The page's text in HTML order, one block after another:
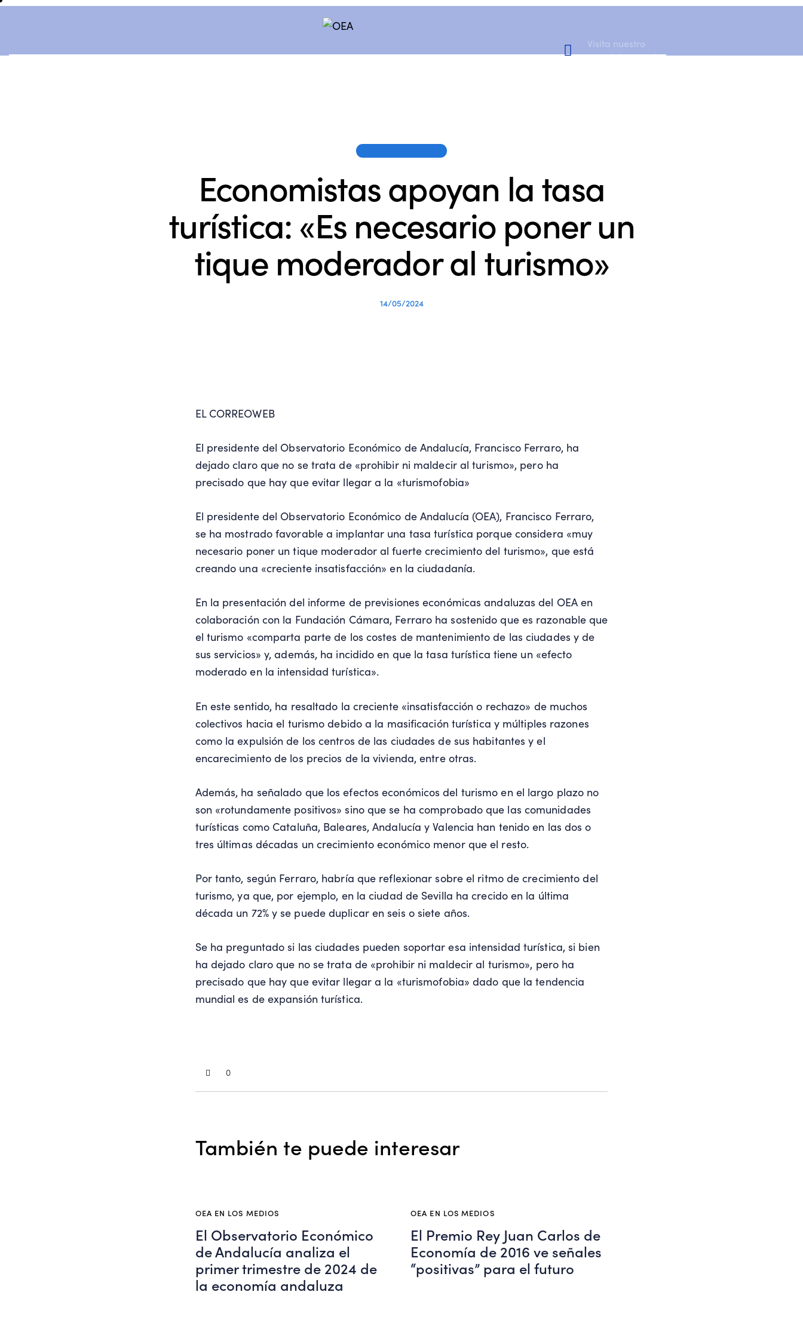
Visita nuestro
Canal de YouTube
Economistas apoyan la tasa
turística: «Es necesario poner un
tique moderador al turismo»
14/05/2024
EL CORREOWEB
El presidente del Observatorio Económico de Andalucía, Francisco Ferraro, ha
dejado claro que no se trata de «prohibir ni maldecir al turismo», pero ha
precisado que hay que evitar llegar a la «turismofobia»
El presidente del Observatorio Económico de Andalucía (OEA), Francisco Ferraro,
se ha mostrado favorable a implantar una tasa turística porque considera «muy
necesario poner un tique moderador al fuerte crecimiento del turismo», que está
creando una «creciente insatisfacción» en la ciudadanía.
En la presentación del informe de previsiones económicas andaluzas del OEA en
colaboración con la Fundación Cámara, Ferraro ha sostenido que es razonable que
el turismo «comparta parte de los costes de mantenimiento de las ciudades y de
sus servicios» y, además, ha incidido en que la tasa turística tiene un «efecto
moderado en la intensidad turística».
En este sentido, ha resaltado la creciente «insatisfacción o rechazo» de muchos
colectivos hacia el turismo debido a la masificación turística y múltiples razones
como la expulsión de los centros de las ciudades de sus habitantes y el
encarecimiento de los precios de la vivienda, entre otras.
Además, ha señalado que los efectos económicos del turismo en el largo plazo no
son «rotundamente positivos» sino que se ha comprobado que las comunidades
turísticas como Cataluña, Baleares, Andalucía y Valencia han tenido en las dos o
tres últimas décadas un crecimiento económico menor que el resto.
Por tanto, según Ferraro, habría que reflexionar sobre el ritmo de crecimiento del
turismo, ya que, por ejemplo, en la ciudad de Sevilla ha crecido en la última
década un 72% y se puede duplicar en seis o siete años.
Se ha preguntado si las ciudades pueden soportar esa intensidad turística, si bien
ha dejado claro que no se trata de «prohibir ni maldecir al turismo», pero ha
precisado que hay que evitar llegar a la «turismofobia» dado que la tendencia
mundial es de expansión turística.
0
También te puede interesar
OEA EN LOS MEDIOS
El Observatorio Económico
de Andalucía analiza el
primer trimestre de 2024 de
la economía andaluza
OEA EN LOS MEDIOS
El Premio Rey Juan Carlos de
Economía de 2016 ve señales
“positivas” para el futuro